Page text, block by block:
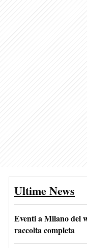
Ultime News
Eventi a Milano del
raccolta completa